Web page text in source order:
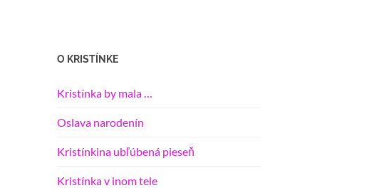
O KRISTÍNKE
Kristínka by mala …
Oslava narodenín
Kristínkina ubľúbená pieseň
Kristínka v inom tele